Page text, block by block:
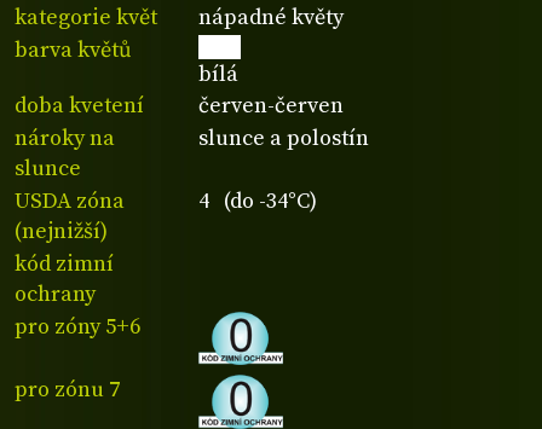
kategorie květ
nápadné květy
barva květů
bílá
doba kvetení
červen-červen
nároky na
slunce
slunce a polostín
USDA zóna
(nejnižší)
4 (do -34°C)
kód zimní
ochrany
pro zóny 5+6
pro zónu 7